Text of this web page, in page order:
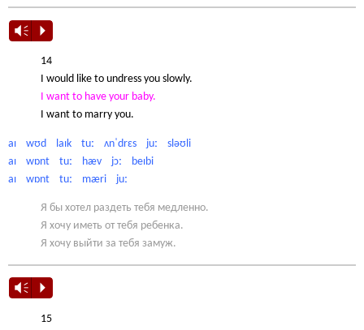
Vm P
14
I would like to undress you slowly.
I want to have your baby.
I want to marry you.
aɪ wʊd laɪk tuː ʌnˈdrɛs juː sləʊli
aɪ wɒnt tuː hæv jɔː beɪbi
aɪ wɒnt tuː mæri juː
Я бы хотел раздеть тебя медленно.
Я хочу иметь от тебя ребенка.
Я хочу выйти за тебя замуж.
Vm P
15